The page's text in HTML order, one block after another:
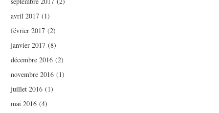
avril 2017 (1)
février 2017 (2)
janvier 2017 (8)
décembre 2016 (2)
novembre 2016 (1)
juillet 2016 (1)
mai 2016 (4)